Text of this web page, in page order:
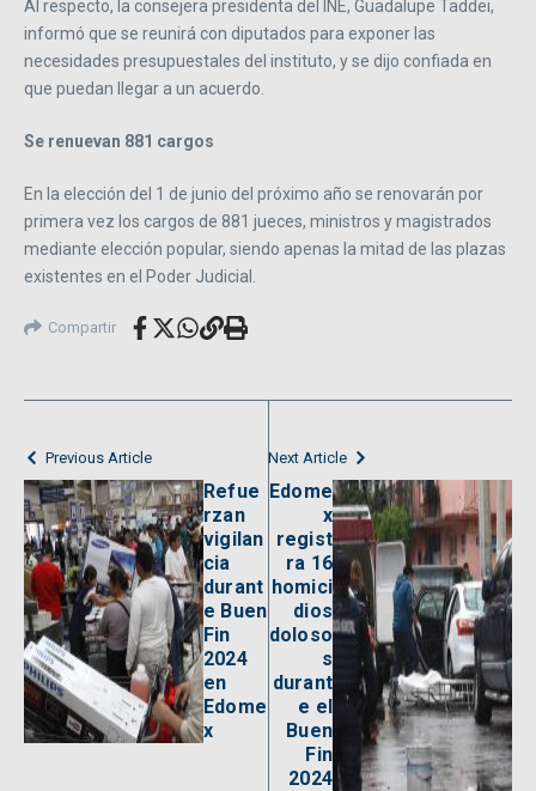
Al respecto, la consejera presidenta del INE, Guadalupe Taddei,
informó que se reunirá con diputados para exponer las
necesidades presupuestales del instituto, y se dijo confiada en
que puedan llegar a un acuerdo.
Se renuevan 881 cargos
En la elección del 1 de junio del próximo año se renovarán por
primera vez los cargos de 881 jueces, ministros y magistrados
mediante elección popular, siendo apenas la mitad de las plazas
existentes en el Poder Judicial.
Compartir
Previous Article
Refue
rzan
vigilan
cia
durant
e Buen
Fin
2024
en
Edome
x
Next Article
Edome
x
regist
ra 16
homici
dios
doloso
s
durant
e el
Buen
Fin
2024